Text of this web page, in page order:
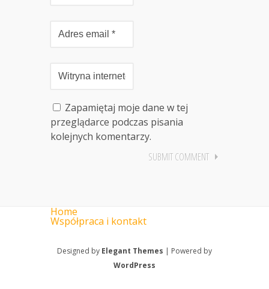
Zapamiętaj moje dane w tej
przeglądarce podczas pisania
kolejnych komentarzy.
Home
Współpraca i kontakt
Designed by Elegant Themes | Powered by
WordPress